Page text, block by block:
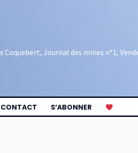
Coquebert, Journal des mines n°1,
CONTACT S’ABONNER